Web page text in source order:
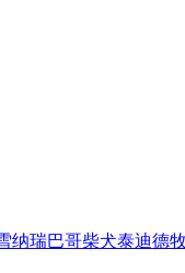
纳瑞巴哥柴犬泰迪德